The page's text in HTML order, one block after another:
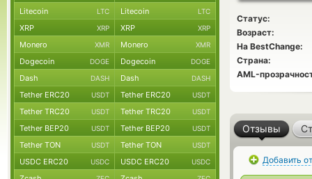
Статус:
Возраст:
На BestChange:
Страна:
AML-
Отзывы
Добавить
Litecoin LTC Litecoin LTC
XRP XRP XRP XRP
Monero XMR Monero XMR
Dogecoin DOGE Dogecoin DOGE
Dash DASH Dash DASH
Tether ERC20 USDT Tether ERC20 USDT
Tether TRC20 USDT Tether TRC20 USDT
Tether BEP20 USDT Tether BEP20 USDT
Tether TON USDT Tether TON USDT
USDC ERC20 USDC USDC ERC20 USDC